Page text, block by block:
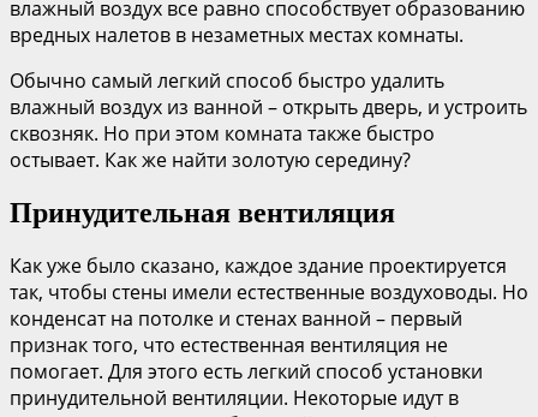
влажный воздух все равно способствует образованию
вредных налетов в незаметных местах комнаты.
Обычно самый легкий способ быстро удалить
влажный воздух из ванной – открыть дверь, и устроить
сквозняк. Но при этом комната также быстро
остывает. Как же найти золотую середину?
Принудительная вентиляция
Как уже было сказано, каждое здание проектируется
так, чтобы стены имели естественные воздуховоды. Но
конденсат на потолке и стенах ванной – первый
признак того, что естественная вентиляция не
помогает. Для этого есть легкий способ установки
принудительной вентиляции. Некоторые идут в